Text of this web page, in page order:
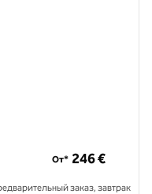
От* 246 €
заказ, завтрак